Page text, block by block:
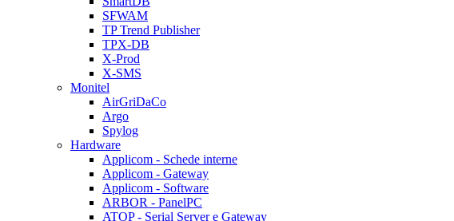
SFWAM
TP Trend Publisher
TPX-DB
X-Prod
X-SMS
Monitel
AirGriDaCo
Argo
Spylog
Hardware
Applicom - Schede interne
Applicom - Gateway
Applicom - Software
ARBOR - PanelPC
ATOP - Serial Server e Gateway